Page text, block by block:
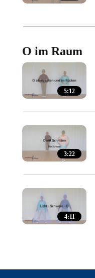
O im Raum
5:12
3:22
4:11